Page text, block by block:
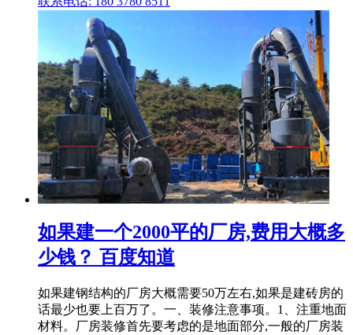
如果建一个2000平的厂房,费用大概多
少钱？ 百度知道
如果建钢结构的厂房大概需要50万左右,如果是建砖房的
话最少也要上百万了。一、装修注意事项。1、注重地面
材料。厂房装修首先要考虑的是地面部分,一般的厂房装